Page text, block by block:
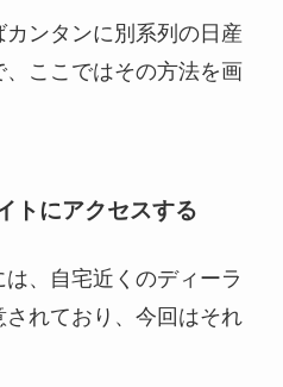
ンタンに別系列の日産
ここではその方法を画
トにアクセスする
は、自宅近くのディーラ
れており、今回はそれ